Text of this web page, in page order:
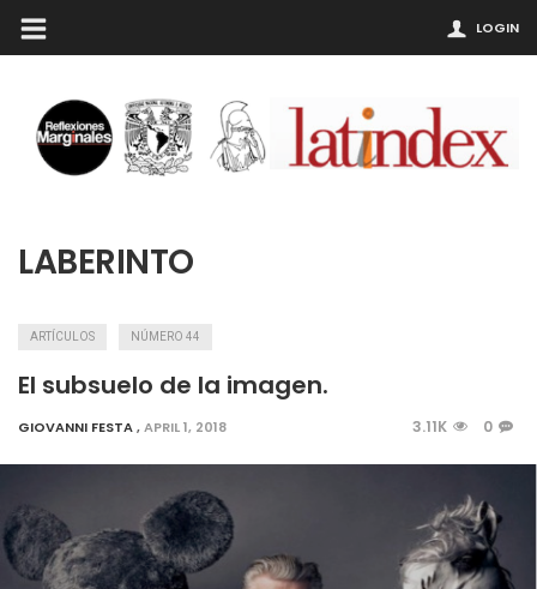
LOGIN
LABERINTO
ARTÍCULOS NÚMERO 44
El subsuelo de la imagen.
GIOVANNI FESTA,APRIL 1, 2018 3.11K 0